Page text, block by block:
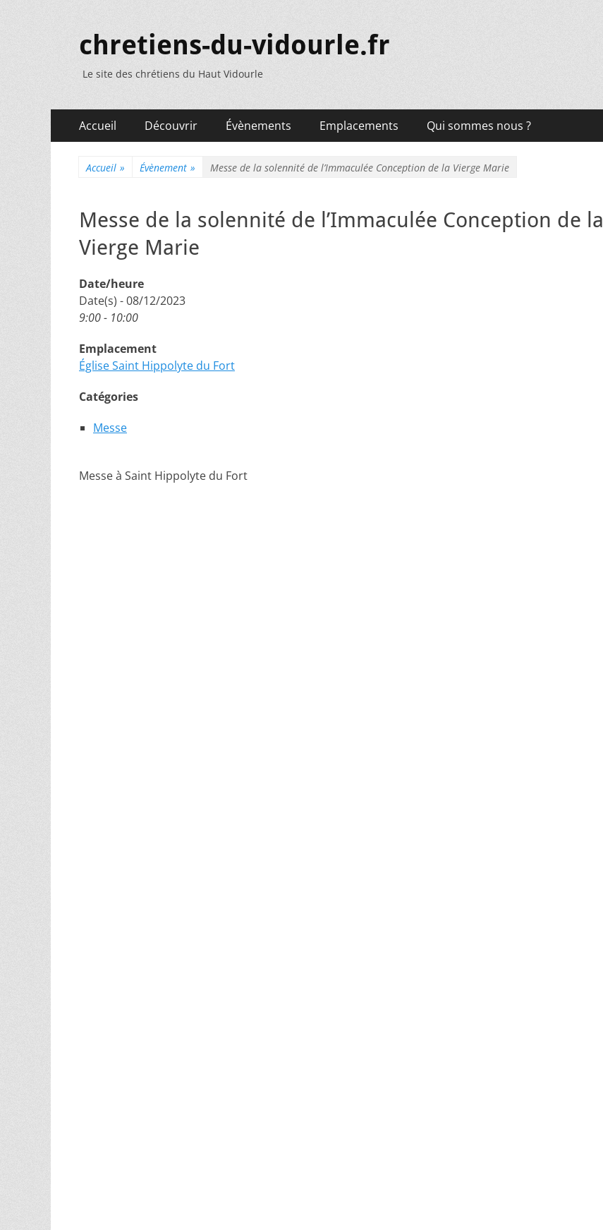
chretiens-du-vidourle.fr
Le site des chrétiens du Haut Vidourle
Menu
principal
Accueil Découvrir Évènements Emplacements Qui sommes nous ?
Accueil » Évènement » Messe de la solennité de l’Immaculée Conception de la Vierge Marie
Messe de la solennité de l’Immaculée Conception de la
Vierge Marie
Date/heure
Date(s) - 08/12/2023
9:00 - 10:00
Emplacement
Église Saint Hippolyte du Fort
Catégories
Messe
Messe à Saint Hippolyte du Fort